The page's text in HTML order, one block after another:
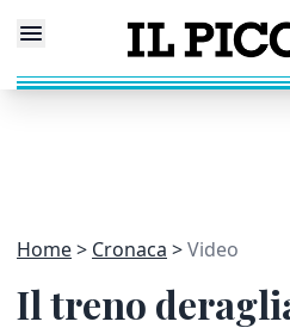
Home Cronaca Video
Il treno